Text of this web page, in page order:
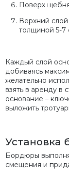
Поверх
Верхний
толщиной 5-7
Каждый слой
добиваясь
желательно
взять в аренду в
основание –
выложить
Установка
Бордюры
смещения и